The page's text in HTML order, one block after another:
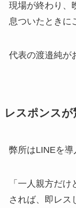
現場が終わり、
息ついたときに
代表の渡邉純が
レスポンス
弊所はLINEを導
「一人親方だ
されば、即レス